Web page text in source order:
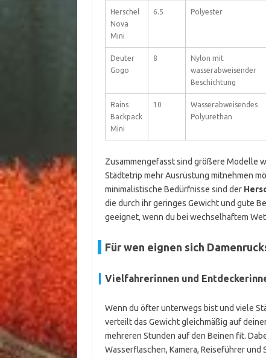
Herschel
Nova
Mini
6.5 Polyester
Deuter
Gogo
8
Nylon mit
wasserabweisender
Beschichtung
Rains
Backpack
Mini
10
Wasserabweisendes
Polyurethan
Zusammengefasst sind größere Modelle
Städtetrip mehr Ausrüstung mitnehmen
minimalistische Bedürfnisse sind der
die durch ihr geringes Gewicht und gute
geeignet, wenn du bei wechselhaftem
Für wen eignen sich
Vielfahrerinnen und
Wenn du öfter unterwegs bist und viele
verteilt das Gewicht gleichmäßig auf
mehreren Stunden auf den Beinen fit.
Wasserflaschen, Kamera, Reiseführer